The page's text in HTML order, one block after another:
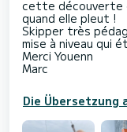
cette découverte
quand elle pleut !
Skipper très
mise à niveau qui
Merci Youenn
Marc
Die Übersetzung